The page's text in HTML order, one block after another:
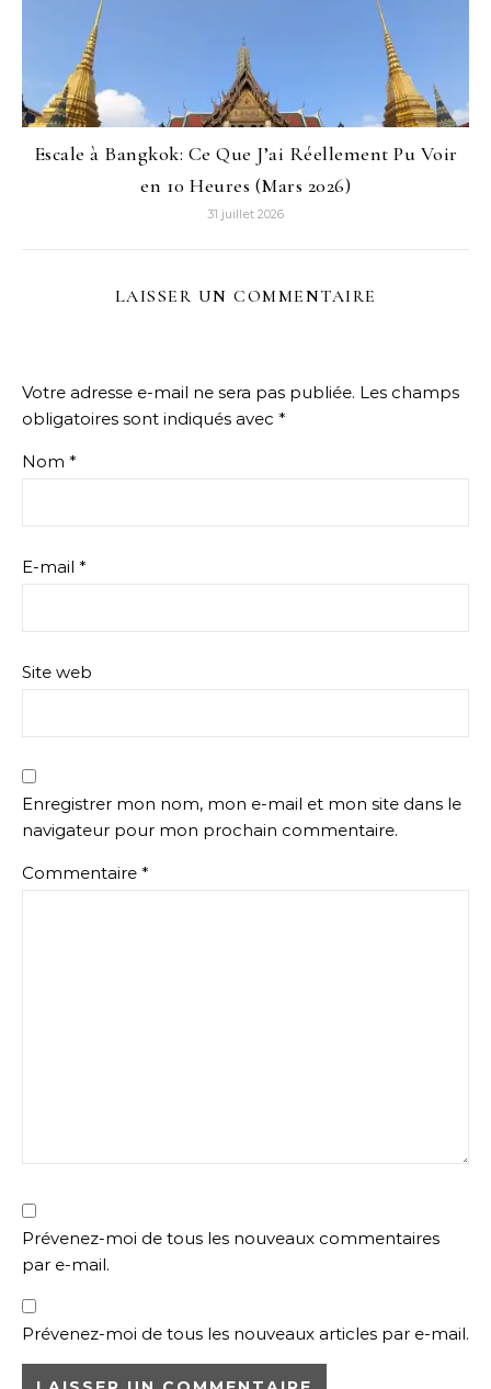
Escale à Bangkok: Ce Que J’ai Réellement Pu Voir
en 10 Heures (Mars 2026)
31 juillet 2026
LAISSER UN COMMENTAIRE
Votre adresse e-mail ne sera pas publiée. Les champs
obligatoires sont indiqués avec *
Nom *
E-mail *
Site web
Enregistrer mon nom, mon e-mail et mon site dans le
navigateur pour mon prochain commentaire.
Commentaire *
Prévenez-moi de tous les nouveaux commentaires
par e-mail.
Prévenez-moi de tous les nouveaux articles par e-mail.